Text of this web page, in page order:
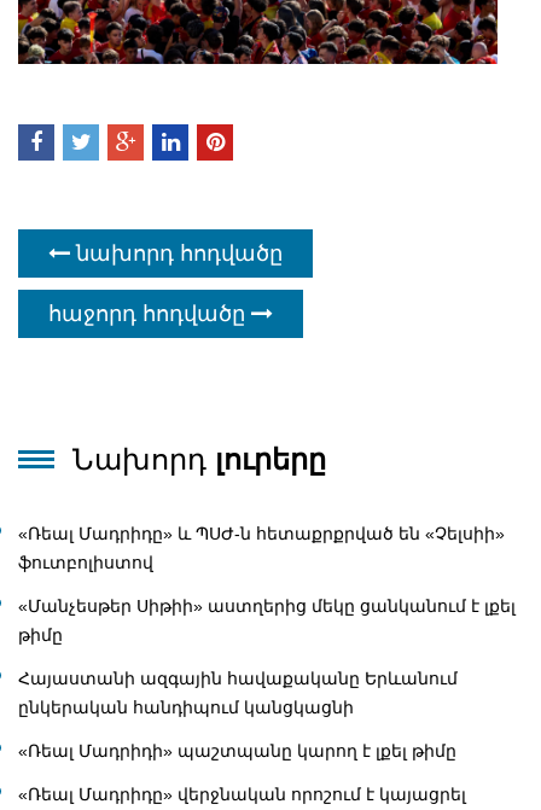
նախորդ հոդվածը
հաջորդ հոդվածը
Նախորդ լուրերը
«Ռեալ Մադրիդը» և ՊՍԺ-ն հետաքրքրված են «Չելսիի»
ֆուտբոլիստով
«Մանչեսթեր Սիթիի» աստղերից մեկը ցանկանում է լքել
թիմը
Հայաստանի ազգային հավաքականը Երևանում
ընկերական հանդիպում կանցկացնի
«Ռեալ Մադրիդի» պաշտպանը կարող է լքել թիմը
«Ռեալ Մադրիդը» վերջնական որոշում է կայացրել